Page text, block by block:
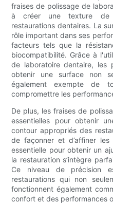
fraises de polissage de
à créer une texture de
restaurations dentaires. La
rôle important dans ses
facteurs tels que la
biocompatibilité. Grâce à
de laboratoire dentaire, les
obtenir une surface non
également exempte de
compromettre les
De plus, les fraises de
essentielles pour obtenir
contour appropriés des
de façonner et d’affiner les
essentielle pour obtenir un
la restauration s’intègre
Ce niveau de précision
restaurations qui non
fonctionnent également
confort et des performances